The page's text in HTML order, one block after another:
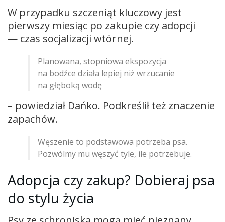
W przypadku szczeniąt kluczowy jest
pierwszy miesiąc po zakupie czy adopcji
— czas socjalizacji wtórnej.
Planowana, stopniowa ekspozycja
na bodźce działa lepiej niż wrzucanie
na głęboką wodę
– powiedział Dańko. Podkreślił też znaczenie
zapachów.
Węszenie to podstawowa potrzeba psa.
Pozwólmy mu węszyć tyle, ile potrzebuje.
Adopcja czy zakup? Dobieraj psa
do stylu życia